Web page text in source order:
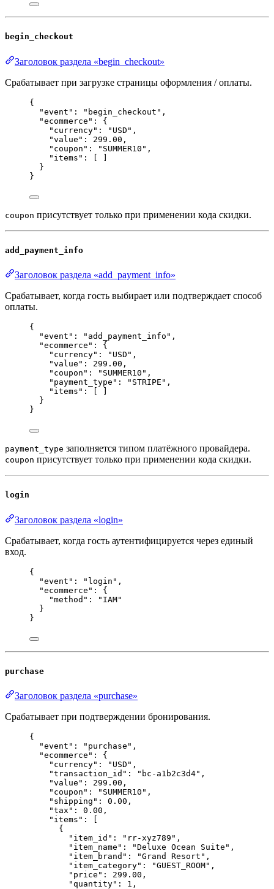
begin_checkout
Заголовок раздела «begin_checkout»
Срабатывает при загрузке страницы оформления / оплаты.
{
"event" : " begin_checkout " ,
"ecommerce" : {
"currency" : " USD " ,
"value" : 299.00 ,
"coupon" : " SUMMER10 " ,
"items" : [ ]
}
}
coupon присутствует только при применении кода скидки.
add_payment_info
Заголовок раздела «add_payment_info»
Срабатывает, когда гость выбирает или подтверждает способ
оплаты.
{
"event" : " add_payment_info " ,
"ecommerce" : {
"currency" : " USD " ,
"value" : 299.00 ,
"coupon" : " SUMMER10 " ,
"payment_type" : " STRIPE " ,
"items" : [ ]
}
}
payment_type заполняется типом платёжного провайдера.
coupon присутствует только при применении кода скидки.
login
Заголовок раздела «login»
Срабатывает, когда гость аутентифицируется через единый
вход.
{
"event" : " login " ,
"ecommerce" : {
"method" : " IAM"
}
}
purchase
Заголовок раздела «purchase»
Срабатывает при подтверждении бронирования.
{
"event" : " purchase " ,
"ecommerce" : {
"currency" : " USD " ,
"transaction_id" : " bc-a1b2c3d4" ,
"value" : 299.00 ,
"coupon" : " SUMMER10 " ,
"shipping" : 0.00 ,
"tax" : 0.00 ,
"items" : [
{
"item_id" : " rr-xyz789 " ,
"item_name" : "Deluxe Ocean Suite " ,
"item_brand" : "Grand Resort " ,
"item_category" : "GUEST_ROOM" ,
"price" : 299.00 ,
"quantity" : 1 ,